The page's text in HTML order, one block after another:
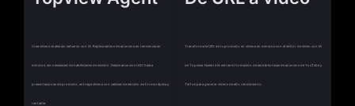
Crea vídeos virales sin esfuerzo con IA. Replica estilos de anuncios en tendencia en
minutos, sin necesidad de habilidades de edición. Desde anuncios UGC hasta
presentaciones de producto, entrega vídeos con calidad de estudio de forma rápida y
rentable.
Transforma la URL de tu producto en vídeos en minutos con el editor de vídeo con IA
de Topview. Nuestra IA extrae información de las bibliotecas de anuncios de YouTube y
TikTok para generar vídeos de alto rendimiento.